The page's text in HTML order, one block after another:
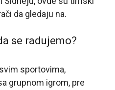
da gledaju na.
se radujemo?
sportovima,
grupnom igrom, pre